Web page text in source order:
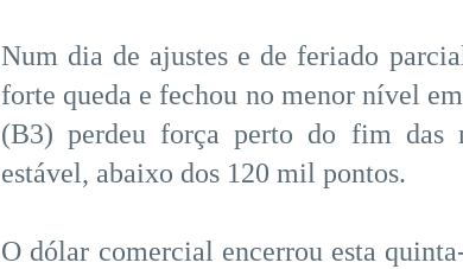
Num dia de ajustes e de feriado
forte queda e fechou no menor nível
(B3) perdeu força perto do fim das
estável, abaixo dos 120 mil pontos.
O dólar comercial encerrou esta